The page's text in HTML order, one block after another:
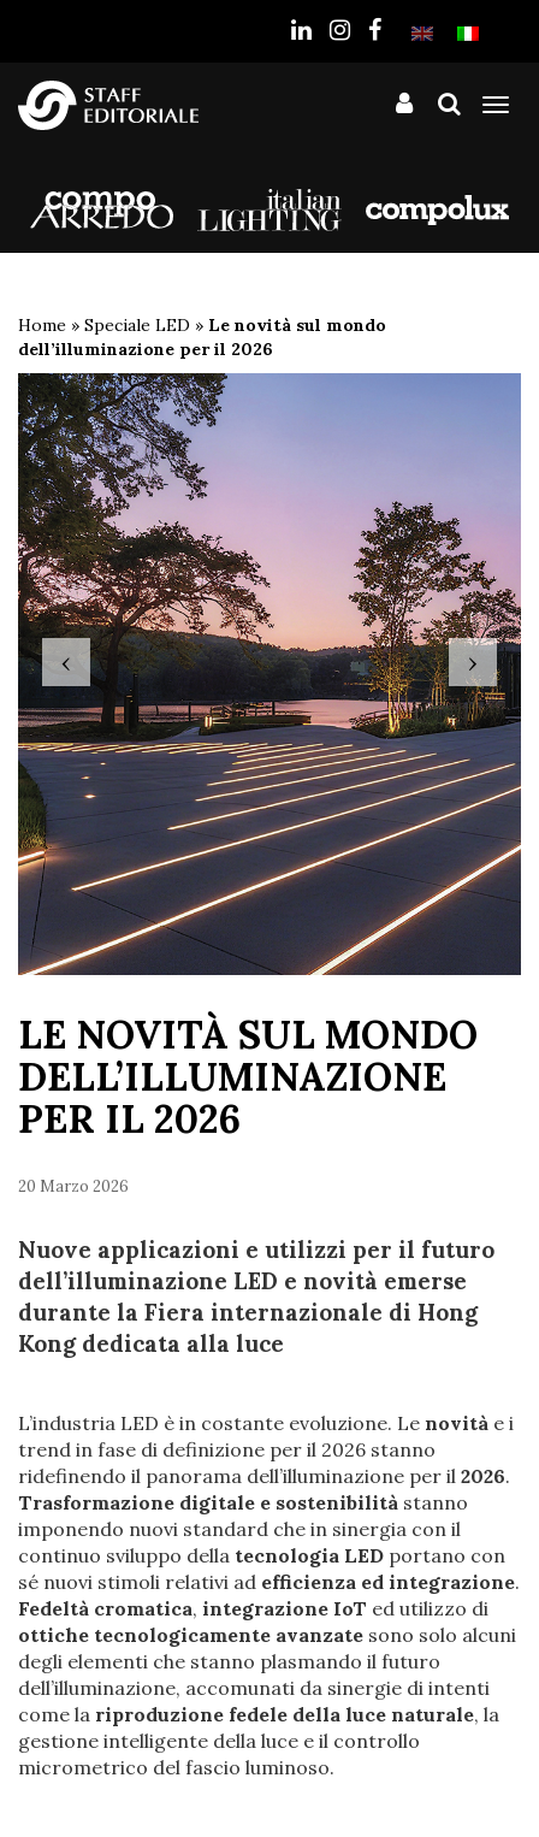
Home » Speciale LED » Le novità sul mondo
dell’illuminazione per il 2026
‹ ›
LE NOVITÀ SUL MONDO
DELL’ILLUMINAZIONE
PER IL 2026
20 Marzo 2026
Nuove applicazioni e utilizzi per il futuro
dell’illuminazione LED e novità emerse
durante la Fiera internazionale di Hong
Kong dedicata alla luce
L’industria LED è in costante evoluzione. Le novità e i
trend in fase di definizione per il 2026 stanno
ridefinendo il panorama dell’illuminazione per il 2026.
Trasformazione digitale e sostenibilità stanno
imponendo nuovi standard che in sinergia con il
continuo sviluppo della tecnologia LED portano con
sé nuovi stimoli relativi ad efficienza ed integrazione.
Fedeltà cromatica, integrazione IoT ed utilizzo di
ottiche tecnologicamente avanzate sono solo alcuni
degli elementi che stanno plasmando il futuro
dell’illuminazione, accomunati da sinergie di intenti
come la riproduzione fedele della luce naturale, la
gestione intelligente della luce e il controllo
micrometrico del fascio luminoso.